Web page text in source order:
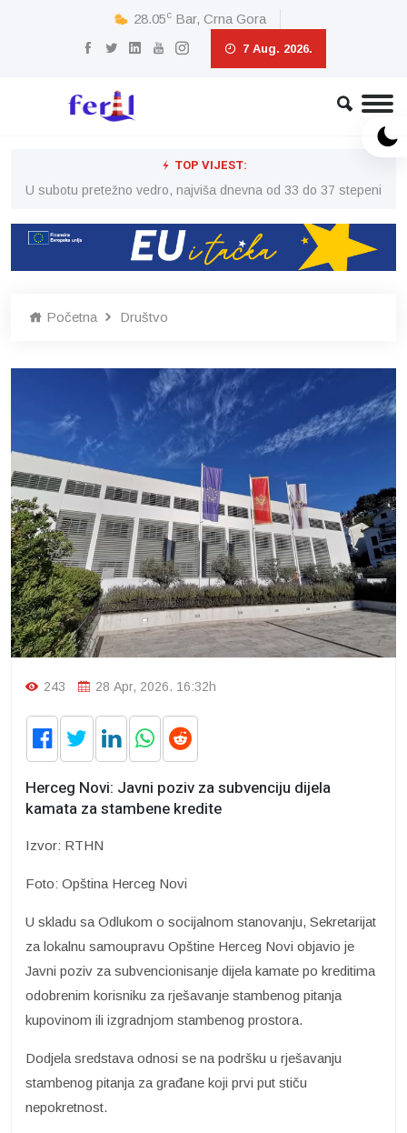
28.05c Bar, Crna Gora
7 Aug. 2026.
TOP VIJEST:
U subotu pretežno vedro, najviša dnevna od 33 do 37 stepeni
Početna Društvo
243 28 Apr, 2026. 16:32h
Herceg Novi: Javni poziv za subvenciju dijela
kamata za stambene kredite
Izvor: RTHN
Foto: Opština Herceg Novi
U skladu sa Odlukom o socijalnom stanovanju, Sekretarijat
za lokalnu samoupravu Opštine Herceg Novi objavio je
Javni poziv za subvencionisanje dijela kamate po kreditima
odobrenim korisniku za rješavanje stambenog pitanja
kupovinom ili izgradnjom stambenog prostora.
Dodjela sredstava odnosi se na podršku u rješavanju
stambenog pitanja za građane koji prvi put stiču
nepokretnost.